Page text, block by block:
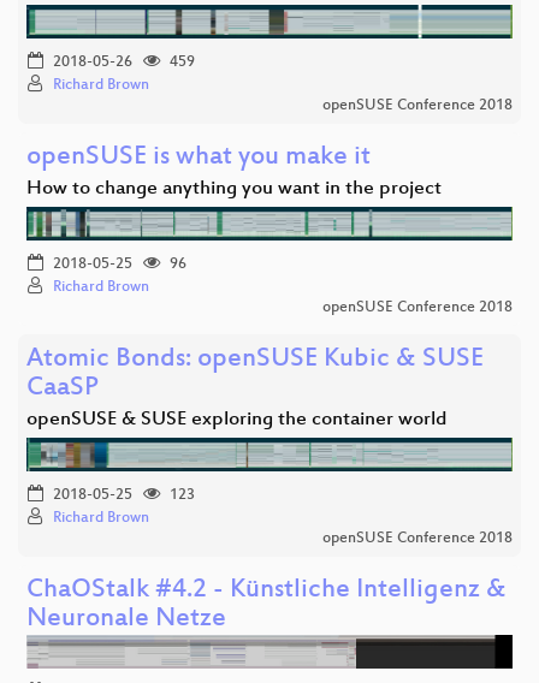
2018-05-26
459
Richard Brown
openSUSE Conference 2018
openSUSE is what you make it
How to change anything you want in the project
2018-05-25
96
Richard Brown
openSUSE Conference 2018
Atomic Bonds: openSUSE Kubic & SUSE
CaaSP
openSUSE & SUSE exploring the container world
2018-05-25
123
Richard Brown
openSUSE Conference 2018
ChaOStalk #4.2 - Künstliche Intelligenz &
Neuronale Netze